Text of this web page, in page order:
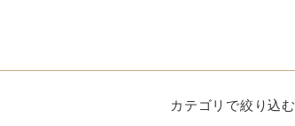
カテゴリで絞り込む